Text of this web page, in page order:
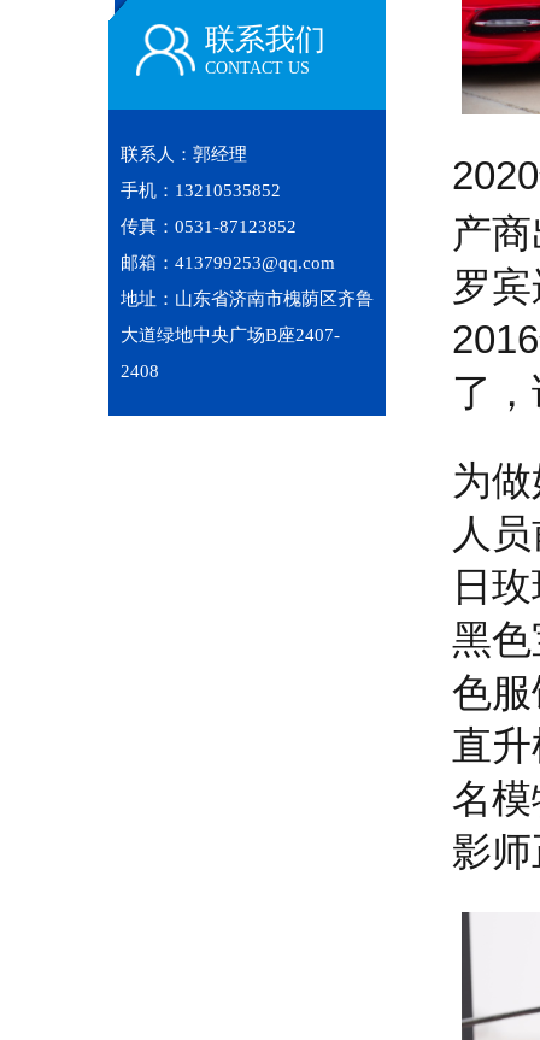
联系我们
CONTACT US
联系人：郭经理
手机：13210535852
传真：0531-87123852
邮箱：413799253@qq.com
地址：山东省济南市槐荫区齐鲁
大道绿地中央广场B座2407-
2408
产
罗
了
为
人
日
黑
色
直
名
影